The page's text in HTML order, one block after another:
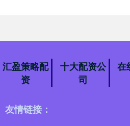
汇盈策略配
资
十大配资公
司
在
友情链接：